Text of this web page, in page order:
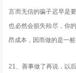
言而无信的骗子迟早是
也必然会损失殆尽，你
昂成本，因而做的是一
21、善事做了再说，以后